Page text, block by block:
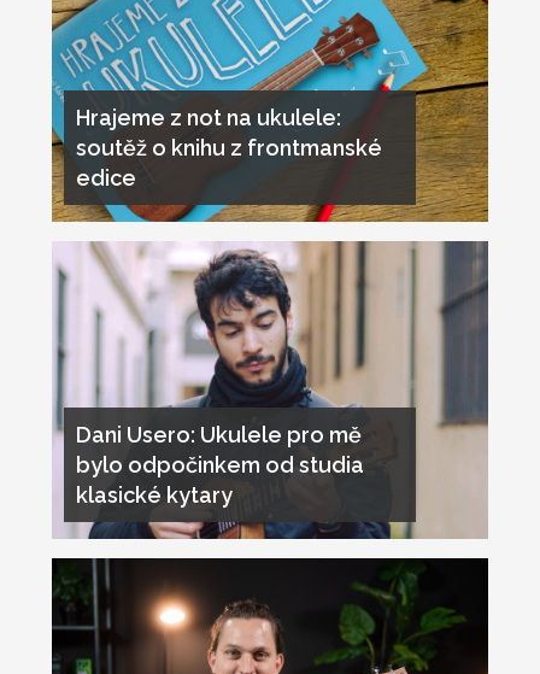
Hrajeme z not na ukulele:
soutěž o knihu z frontmanské
edice
Dani Usero: Ukulele pro mě
bylo odpočinkem od studia
klasické kytary